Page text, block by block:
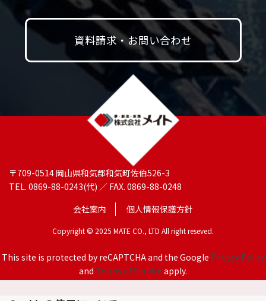
資料請求・お問い合わせ
〒709-0514 岡山県和気郡和気町佐伯526-3
TEL. 0869-88-0243(代) ／ FAX. 0869-88-0248
会社案内
個人情報保護方針
Copyright © 2025 MATE CO., LTD All right reseved.
This site is protected by reCAPTCHA and the Google Privacy Policy
and Terms of Service apply.